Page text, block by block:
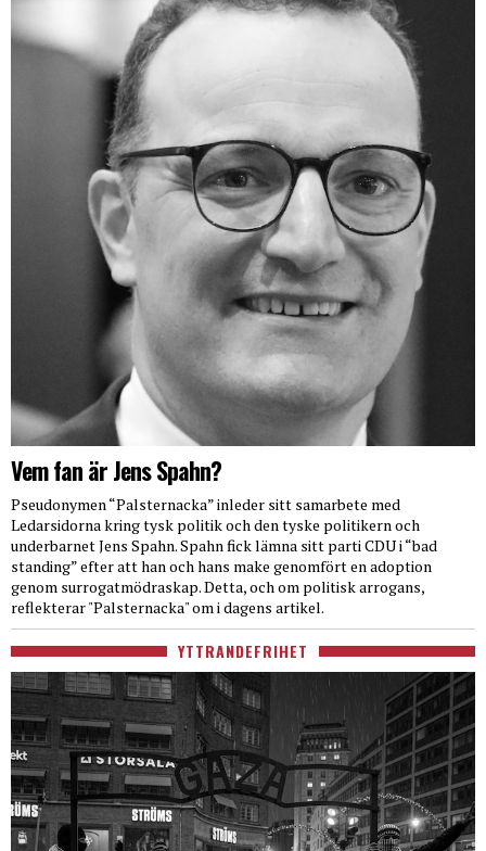
Vem fan är Jens Spahn?
Pseudonymen “Palsternacka” inleder sitt samarbete med
Ledarsidorna kring tysk politik och den tyske politikern och
underbarnet Jens Spahn. Spahn fick lämna sitt parti CDU i “bad
standing” efter att han och hans make genomfört en adoption
genom surrogatmödraskap. Detta, och om politisk arrogans,
reflekterar "Palsternacka" om i dagens artikel.
YTTRANDEFRIHET